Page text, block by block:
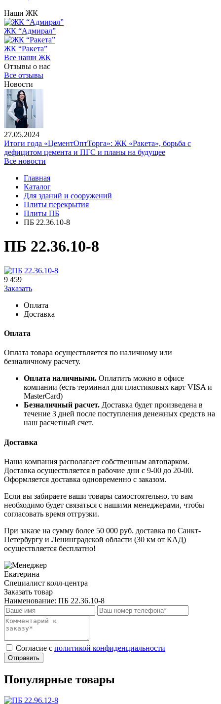
Наши ЖК
ЖК “Адмирал”
ЖК “Ракета”
Все наши ЖК
Отзывы о нас
Все отзывы
Новости
27.05.2024
Итоги года «ЦементОптТорга»: ЖК «Ракета», борьба с
дефицитом цемента и ПГС и планы на будущее
Все новости
Главная
Каталог
Для зданий и сооружений
Плиты перекрытия
Плиты ПБ
ПБ 22.36.10-8
ПБ 22.36.10-8
9 459
Заказать
Оплата
Доставка
Оплата
Оплата товара осуществляется по наличному или
безналичному расчету.
Оплата наличными. Оплатить можно в офисе
компании (есть терминал для пластиковых карт VISA и
MasterCard)
Безналичный расчет. Доставка будет произведена в
течение 3 дней после поступления денежных средств на
наш расчетный счет.
Доставка
Наша компания располагает собственным автопарком.
Доставка осуществляется в рабочие дни с 9-00 до 20-00.
Оформляется доставка одновременно с заказом.
Если вы забираете ваши товары самостоятельно, то вам
необходимо будет связаться с нашими менеджерами, чтобы
согласовать время отгрузки.
При заказе на сумму более 50 000 руб. доставка по Санкт-
Петербургу и Ленинградской области (30 км от КАД)
осуществляется бесплатно!
Екатерина
Специалист колл-центра
Заказать товар
Наименование: ПБ 22.36.10-8
Cогласие с политикой конфиденциальности
Отправить
Популярные товары